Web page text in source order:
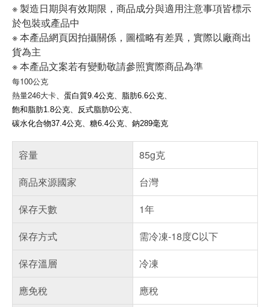
※ 製造日期與有效期限，商品成分與適用注意事項皆標示
於包裝或產品中
※ 本產品網頁因拍攝關係，圖檔略有差異，實際以廠商出
貨為主
※ 本產品文案若有變動敬請參照實際商品為準
每100公克
熱量246大卡
蛋白質9.4公克、脂肪6.6公克、
飽和脂肪1.8公克、反式脂肪0公克、
碳水化合物37.4公克、糖6.4公克、鈉289毫克
容量
85g克
商品來源國家
台灣
保存天數
1年
保存方式
需冷凍-18度C以下
保存溫層
冷凍
應免稅
應稅